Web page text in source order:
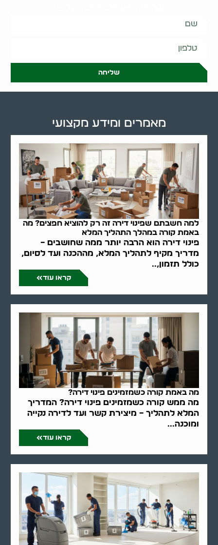
שליחה
למה חשבתם שפינוי דירה זה רק להוציא חפצים? מה
באמת קורה במהלך התהליך המלא
פינוי דירה הוא הרבה יותר ממה שחושבים –
מדריך מקיף לתהליך המלא, מההכנה ועד לסיום,
כולל תזמון,..
קראו עוד
מה באמת קורה כשמזמינים פינוי דירה?
מה ממש קורה כשמזמינים פינוי דירה? המדריך
המלא לתהליך – מיצירת קשר ועד לדירה נקייה
ומוכנה...
קראו עוד
מאמרים ומידע מקצועי